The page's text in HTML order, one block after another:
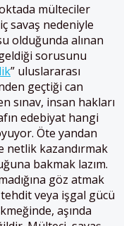
mülteciler
savaş nedeniyle
olduğunda alınan
sorusunu
” uluslararası
geçtiği can
sınav, insan hakları
edebiyat hangi
Öte yandan
netlik kazandırmak
bakmak lazım.
göz atmak
veya işgal gücü
aşında